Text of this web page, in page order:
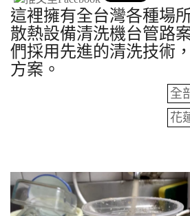
這裡擁有全台灣各種場
散熱設備清洗機台管路
們採用先進的清洗技術
方案。
全
花